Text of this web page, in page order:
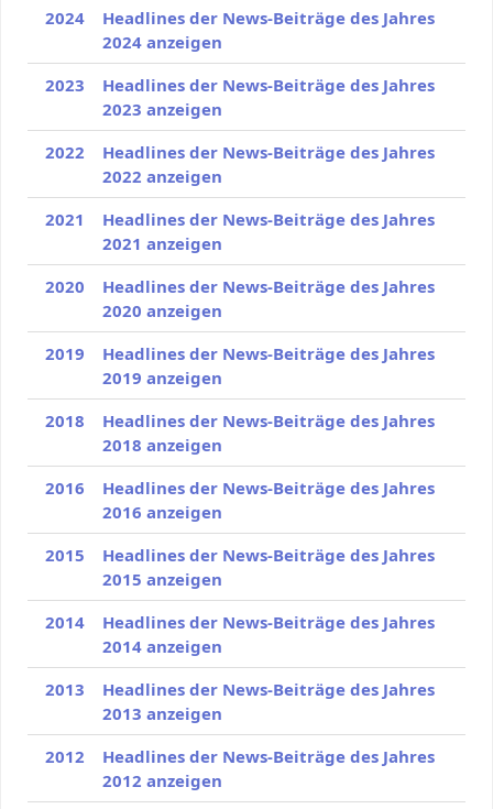
2024
Headlines der News-Beiträge des Jahres
2024 anzeigen
2023
Headlines der News-Beiträge des Jahres
2023 anzeigen
2022
Headlines der News-Beiträge des Jahres
2022 anzeigen
2021
Headlines der News-Beiträge des Jahres
2021 anzeigen
2020
Headlines der News-Beiträge des Jahres
2020 anzeigen
2019
Headlines der News-Beiträge des Jahres
2019 anzeigen
2018
Headlines der News-Beiträge des Jahres
2018 anzeigen
2016
Headlines der News-Beiträge des Jahres
2016 anzeigen
2015
Headlines der News-Beiträge des Jahres
2015 anzeigen
2014
Headlines der News-Beiträge des Jahres
2014 anzeigen
2013
Headlines der News-Beiträge des Jahres
2013 anzeigen
2012
Headlines der News-Beiträge des Jahres
2012 anzeigen